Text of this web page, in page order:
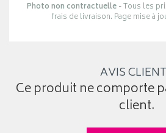
Photo non contractuelle- Tous les
frais de livraison. Page mise à
AVIS
Ce produit ne comporte
client.